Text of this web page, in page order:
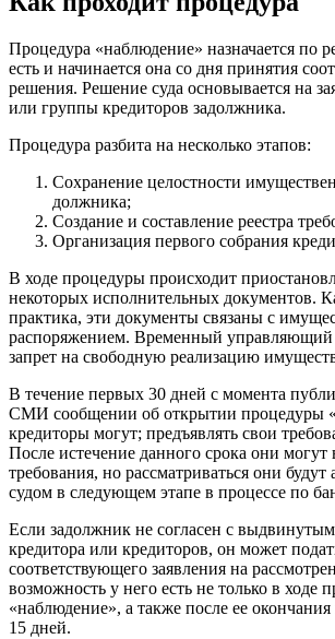
Процедура «наблюдение» назначается по
есть и начинается она со дня принятия
решения. Решение суда основывается на
или группы кредиторов задолжника.
Процедура разбита на несколько этапов:
Сохранение целостности
должника;
Создание и составление реестра
Организация первого собрания
В ходе процедуры происходит
некоторых исполнительных документов.
практика, эти документы связаны с
распоряжением. Временный управляющий
запрет на свободную реализацию
В течение первых 30 дней с момента
СМИ сообщении об открытии процедуры
кредиторы могут; предъявлять свои
После истечение данного срока они могут
требования, но рассматриваться они
судом в следующем этапе в процессе по
Если задолжник не согласен с
кредитора или кредиторов, он может
соответствующего заявления на
возможность у него есть не только в ходе
«наблюдение», а также после ее
15 дней.